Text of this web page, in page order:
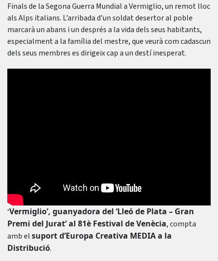
Finals de la Segona Guerra Mundial a Vermiglio, un remot lloc
als Alps italians. L’arribada d’un soldat desertor al poble
marcarà un abans i un després a la vida dels seus habitants,
especialment a la família del mestre, que veurà com cadascun
dels seus membres es dirigeix ​​cap a un destí inesperat.
‘Vermiglio’, guanyadora del ‘Lleó de Plata – Gran
Premi del Jurat’ al 81è Festival de Venècia, compta
amb elsuport d’Europa Creativa MEDIA a la
Distribució.